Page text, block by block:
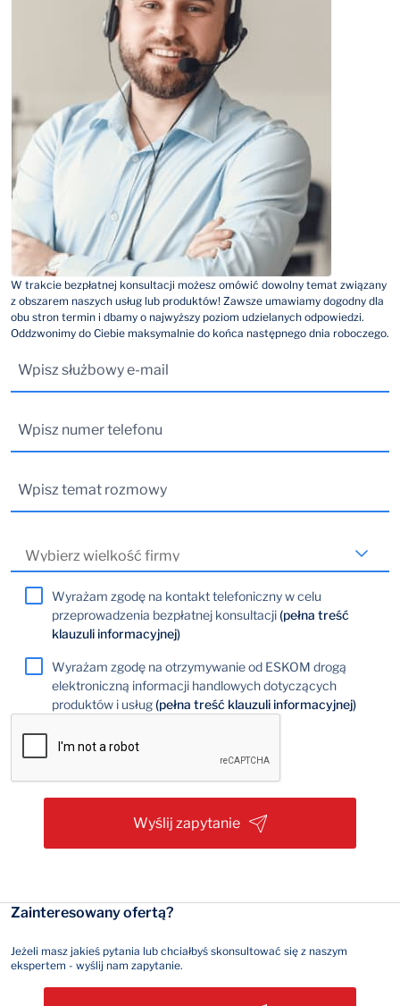
W trakcie bezpłatnej konsultacji możesz omówić dowolny temat związany
z obszarem naszych usług lub produktów! Zawsze umawiamy dogodny dla
obu stron termin i dbamy o najwyższy poziom udzielanych odpowiedzi.
Oddzwonimy do Ciebie maksymalnie do końca następnego dnia roboczego.
Wyrażam zgodę na kontakt telefoniczny w celu
przeprowadzenia bezpłatnej konsultacji(pełna treść
klauzuli informacyjnej)
Wyrażam zgodę na otrzymywanie od ESKOM drogą
elektroniczną informacji handlowych dotyczących
produktów i usług(pełna treść klauzuli informacyjnej)
Wyślij zapytanie
Zainteresowany ofertą?
Jeżeli masz jakieś pytania lub chciałbyś skonsultować się z naszym
ekspertem - wyślij nam zapytanie.